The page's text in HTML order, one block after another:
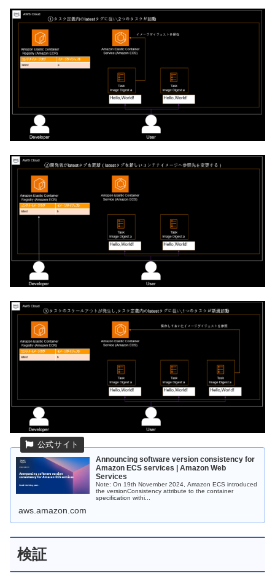
Announcing software version consistency for
Amazon ECS services | Amazon Web
Services
Note: On 19th November 2024, Amazon ECS introduced
the versionConsistency attribute to the container
specification withi...
aws.amazon.com
検証